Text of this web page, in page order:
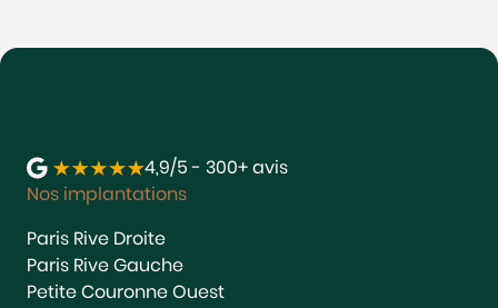
4,9/5 - 300+ avis
Nos implantations
Paris Rive Droite
Paris Rive Gauche
Petite Couronne Ouest